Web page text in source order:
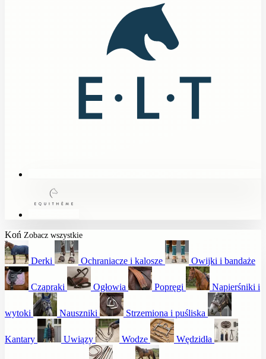
Koń Zobacz wszystkie
Derki Ochraniacze i kalosze Owijki i bandaże
Czapraki Ogłowia Popręgi Napierśniki i
wytoki Nauszniki Strzemiona i puśliska
Kantary Uwiązy Wodze Wędzidła